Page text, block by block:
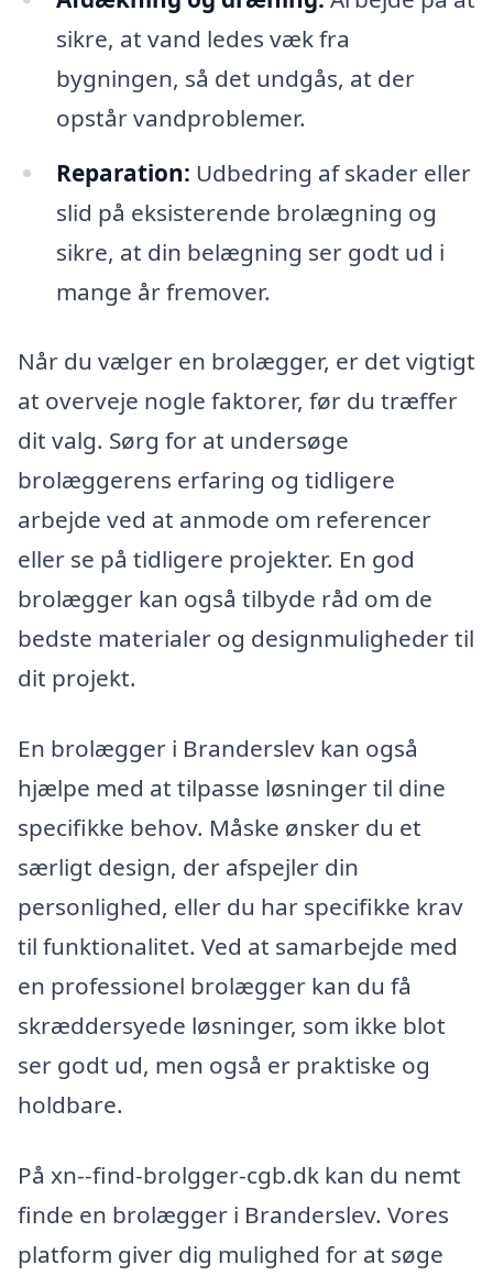
sikre, at vand ledes væk fra
bygningen, så det undgås, at der
opstår vandproblemer.
Reparation: Udbedring af skader eller
slid på eksisterende brolægning og
sikre, at din belægning ser godt ud i
mange år fremover.
Når du vælger en brolægger, er det vigtigt
at overveje nogle faktorer, før du træffer
dit valg. Sørg for at undersøge
brolæggerens erfaring og tidligere
arbejde ved at anmode om referencer
eller se på tidligere projekter. En god
brolægger kan også tilbyde råd om de
bedste materialer og designmuligheder til
dit projekt.
En brolægger i Branderslev kan også
hjælpe med at tilpasse løsninger til dine
specifikke behov. Måske ønsker du et
særligt design, der afspejler din
personlighed, eller du har specifikke krav
til funktionalitet. Ved at samarbejde med
en professionel brolægger kan du få
skræddersyede løsninger, som ikke blot
ser godt ud, men også er praktiske og
holdbare.
På xn--find-brolgger-cgb.dk kan du nemt
finde en brolægger i Branderslev. Vores
platform giver dig mulighed for at søge